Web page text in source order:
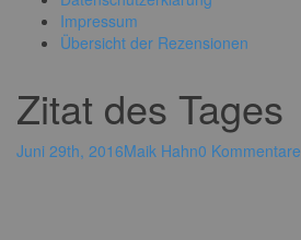
Impressum
Übersicht der Rezensionen
Zitat des Tages
Juni 29th, 2016Maik Hahn0 Kommentare